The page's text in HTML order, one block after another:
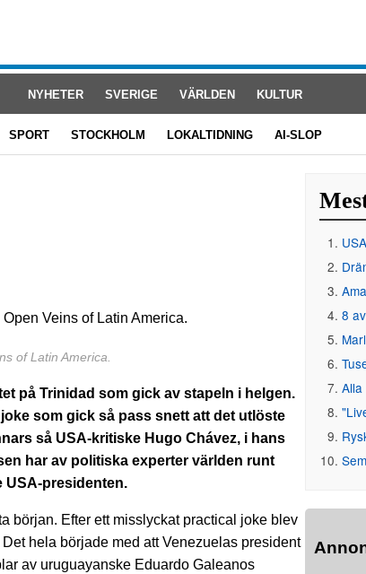
NYHETER SVERIGE VÄRLDEN KULTUR
SPORT STOCKHOLM LOKALTIDNING AI-SLOP
of Latin America.
på Trinidad som gick av stapeln i helgen.
som gick så pass snett att det utlöste
så USA-kritiske Hugo Chávez, i hans
har av politiska experter världen runt
USA-presidenten.
början. Efter ett misslyckat practical joke blev
hela började med att Venezuelas president
av uruguayanske Eduardo Galeanos
8